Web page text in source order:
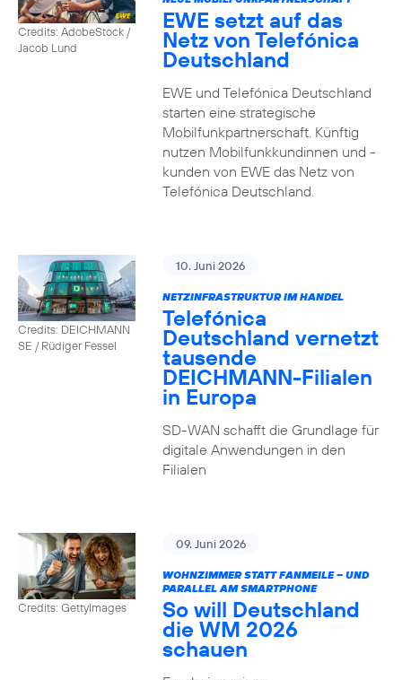
Credits: AdobeStock /
Jacob Lund
EWE setzt auf das
Netz von Telefónica
Deutschland
EWE und Telefónica Deutschland
starten eine strategische
Mobilfunkpartnerschaft. Künftig
nutzen Mobilfunkkundinnen und -
kunden von EWE das Netz von
Telefónica Deutschland.
Credits: DEICHMANN
SE / Rüdiger Fessel
10. Juni 2026
NETZINFRASTRUKTUR IM HANDEL
Telefónica
Deutschland vernetzt
tausende
DEICHMANN-Filialen
in Europa
SD-WAN schafft die Grundlage für
digitale Anwendungen in den
Filialen
Credits: GettyImages
09. Juni 2026
WOHNZIMMER STATT FANMEILE – UND
PARALLEL AM SMARTPHONE
So will Deutschland
die WM 2026
schauen